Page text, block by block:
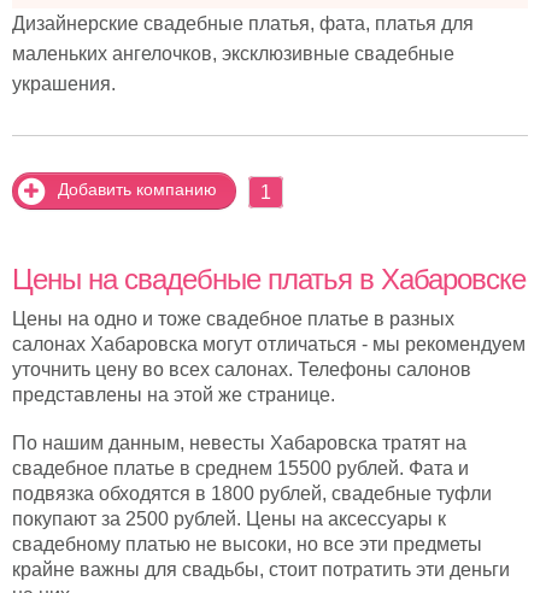
Дизайнерские свадебные платья, фата, платья для
маленьких ангелочков, эксклюзивные свадебные
украшения.
Добавить компанию 1
Цены на свадебные платья в Хабаровске
Цены на одно и тоже свадебное платье в разных
салонах Хабаровска могут отличаться - мы рекомендуем
уточнить цену во всех салонах. Телефоны салонов
представлены на этой же странице.
По нашим данным, невесты Хабаровска тратят на
свадебное платье в среднем 15500 рублей. Фата и
подвязка обходятся в 1800 рублей, свадебные туфли
покупают за 2500 рублей. Цены на аксессуары к
свадебному платью не высоки, но все эти предметы
крайне важны для свадьбы, стоит потратить эти деньги